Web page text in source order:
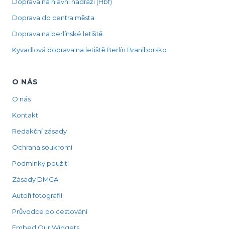
Doprava do centra města
Doprava na berlínské letiště
Kyvadlová doprava na letiště Berlín Braniborsko
O NÁS
O nás
Kontakt
Redakční zásady
Ochrana soukromí
Podmínky použití
Zásady DMCA
Autoři fotografií
Průvodce po cestování